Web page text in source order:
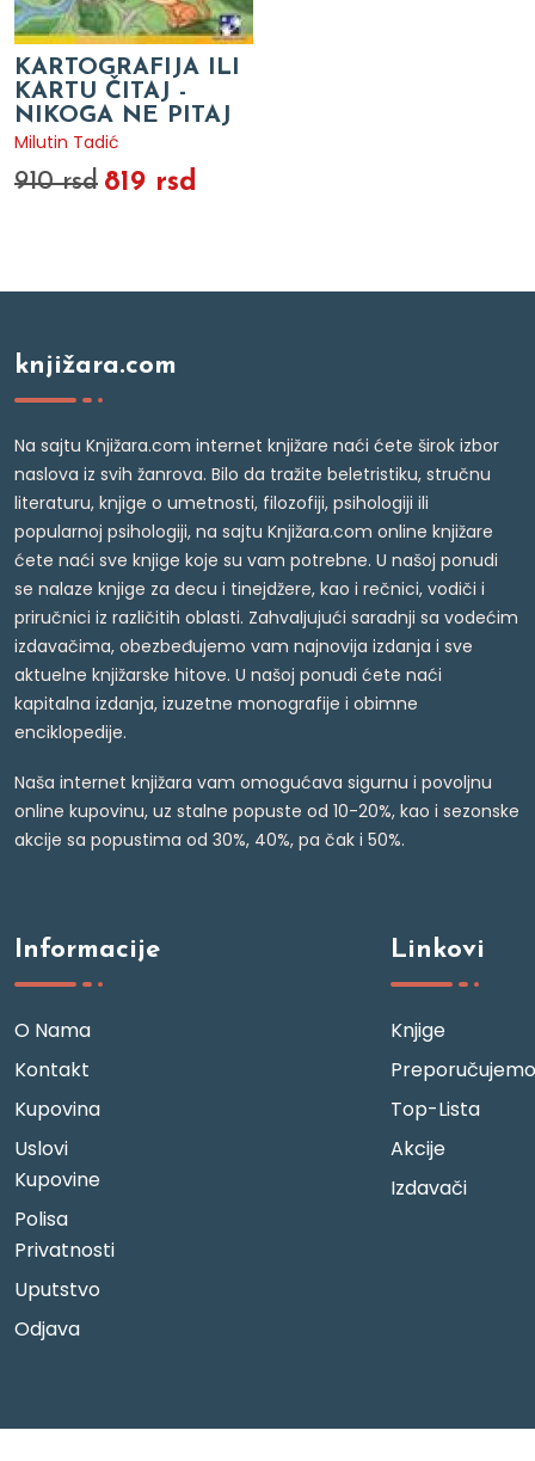
KARTOGRAFIJA ILI
KARTU ČITAJ -
NIKOGA NE PITAJ
Milutin Tadić
910 rsd 819 rsd
knjižara.com
Na sajtu Knjižara.com internet knjižare naći ćete širok izbor
naslova iz svih žanrova. Bilo da tražite beletristiku, stručnu
literaturu, knjige o umetnosti, filozofiji, psihologiji ili
popularnoj psihologiji, na sajtu Knjižara.com online knjižare
ćete naći sve knjige koje su vam potrebne. U našoj ponudi
se nalaze knjige za decu i tinejdžere, kao i rečnici, vodiči i
priručnici iz različitih oblasti. Zahvaljujući saradnji sa vodećim
izdavačima, obezbeđujemo vam najnovija izdanja i sve
aktuelne knjižarske hitove. U našoj ponudi ćete naći
kapitalna izdanja, izuzetne monografije i obimne
enciklopedije.
Naša internet knjižara vam omogućava sigurnu i povoljnu
online kupovinu, uz stalne popuste od 10-20%, kao i sezonske
akcije sa popustima od 30%, 40%, pa čak i 50%.
Informacije
O Nama
Kontakt
Kupovina
Uslovi
Kupovine
Polisa
Privatnosti
Uputstvo
Odjava
Linkovi
Knjige
Preporučujemo
Top-Lista
Akcije
Izdavači